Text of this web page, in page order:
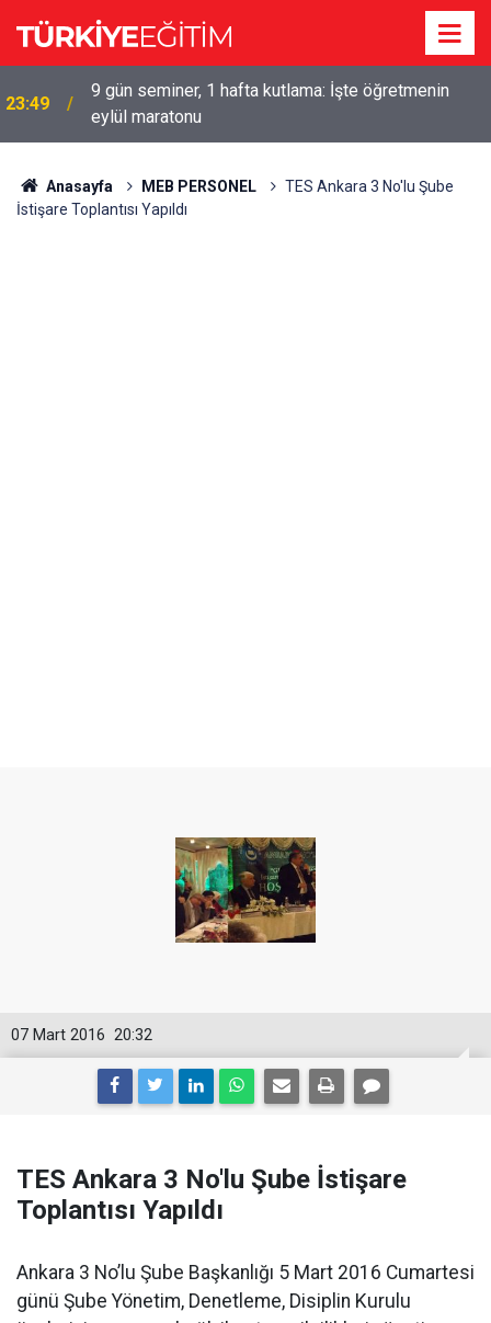
23:49
9 gün seminer, 1 hafta kutlama: İşte öğretmenin
eylül maratonu
Anasayfa MEB PERSONEL
TES Ankara 3 No'lu Şube
İstişare Toplantısı Yapıldı
20:32
07 Mart 2016
TES Ankara 3 No'lu Şube İstişare
Toplantısı Yapıldı
Ankara 3 No’lu Şube Başkanlığı 5 Mart 2016 Cumartesi
günü Şube Yönetim, Denetleme, Disiplin Kurulu